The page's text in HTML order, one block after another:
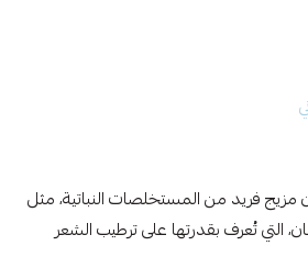
فريد من المستخلصات النباتية، مثل
التي تُعرف بقدرتها على ترطيب الشعر